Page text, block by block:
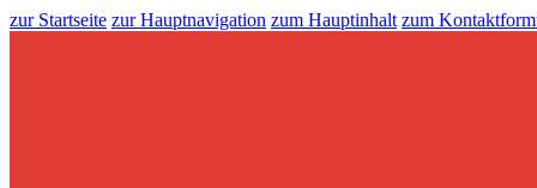
zur Startseite zur Hauptnavigation zum Hauptinhalt zum